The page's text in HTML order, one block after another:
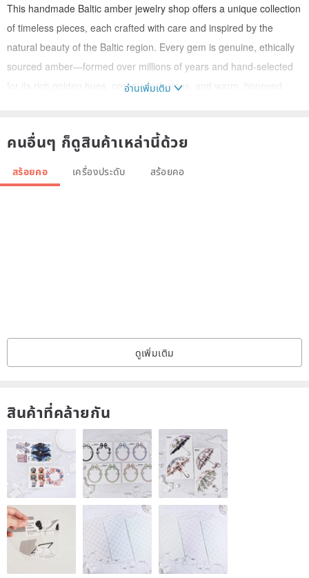
This handmade Baltic amber jewelry shop offers a unique collection
of timeless pieces, each crafted with care and inspired by the
natural beauty of the Baltic region. Every gem is genuine, ethically
sourced amber—formed over millions of years and hand-selected
for its rich golden hues, organic inclusions, and warm, honeyed
blending tradition with artistry. Whether you're searching for a
meaningful gift or a piece of history to wear close to your heart, this
shop invites you to experience the magic of Baltic amber in its
อ่านเพิ่มเติม
คนอื่นๆ ก็ดูสินค้าเหล่านี้ด้วย
สร้อยคอ เครื่องประดับ สร้อยคอ
ดูเพิ่มเติม
สินค้าที่คล้ายกัน